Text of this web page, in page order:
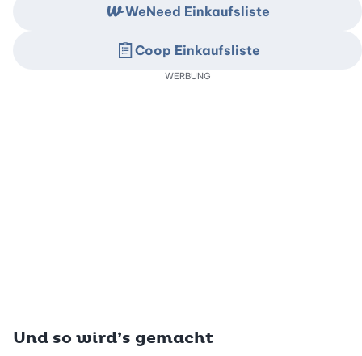
Und so wird’s gemacht
WeNeed Einkaufsliste
Coop Einkaufsliste
WERBUNG